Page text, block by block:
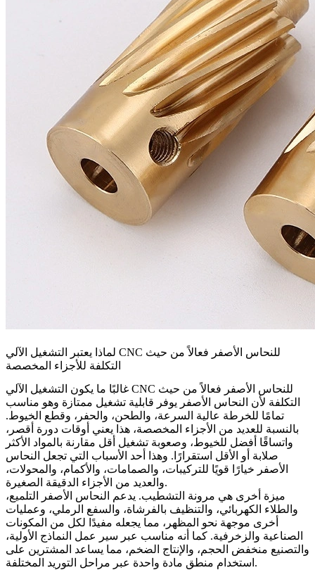
لماذا يعتبر التشغيل الآلي CNC للنحاس الأصفر فعالاً من حيث
التكلفة للأجزاء المخصصة
غالبًا ما يكون التشغيل الآلي CNC للنحاس الأصفر فعالاً من حيث
التكلفة لأن النحاس الأصفر يوفر قابلية تشغيل ممتازة وهو مناسب
تمامًا للخرطة عالية السرعة، والطحن، والحفر، وقطع الخيوط.
بالنسبة للعديد من الأجزاء المخصصة، هذا يعني أوقات دورة أقصر،
واتساقًا أفضل للخيوط، وصعوبة تشغيل أقل مقارنة بالمواد الأكثر
صلابة أو الأقل استقرارًا. وهذا أحد الأسباب التي تجعل النحاس
الأصفر خيارًا قويًا للتركيبات، والصمامات، والأكمام، والمحولات،
والعديد من الأجزاء الدقيقة الصغيرة.
ميزة أخرى هي مرونة التشطيب. يدعم النحاس الأصفر التلميع،
والطلاء الكهربائي، والتنظيف بالفرشاة، والسفع الرملي، وعمليات
أخرى موجهة نحو المظهر، مما يجعله مفيدًا لكل من المكونات
الصناعية والزخرفية. كما أنه مناسب عبر سير عمل النماذج الأولية،
و التصنيع منخفض الحجم، و الإنتاج الضخم، مما يساعد المشترين على
استخدام منطق مادة واحدة عبر مراحل التوريد المختلفة.